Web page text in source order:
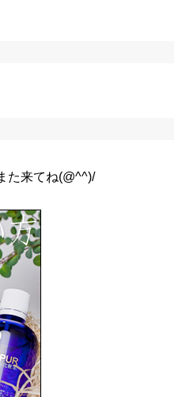
た来てね(@^^)/